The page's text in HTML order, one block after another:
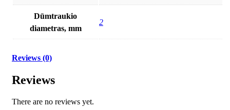
Dūmtraukio
diametras, mm
2
Reviews (0)
Reviews
There are no reviews yet.